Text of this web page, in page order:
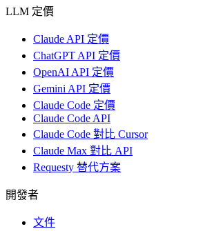
LLM 定價
Claude API 定價
ChatGPT API 定價
OpenAI API 定價
Gemini API 定價
Claude Code 定價
Claude Code API
Claude Code 對比 Cursor
Claude Max 對比 API
Requesty 替代方案
開發者
文件